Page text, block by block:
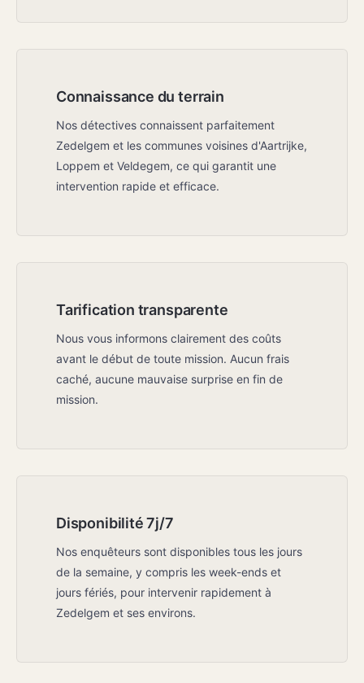
Connaissance du terrain
Nos détectives connaissent parfaitement
Zedelgem et les communes voisines d'Aartrijke,
Loppem et Veldegem, ce qui garantit une
intervention rapide et efficace.
Tarification transparente
Nous vous informons clairement des coûts
avant le début de toute mission. Aucun frais
caché, aucune mauvaise surprise en fin de
mission.
Disponibilité 7j/7
Nos enquêteurs sont disponibles tous les jours
de la semaine, y compris les week-ends et
jours fériés, pour intervenir rapidement à
Zedelgem et ses environs.